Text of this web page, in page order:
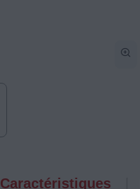
Caractéristiques